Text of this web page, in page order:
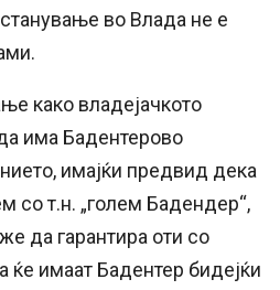
во Влада не е
како владејачкото
има Бадентерово
имајќи предвид дека
со т.н. „голем Бадендер“,
да гарантира оти со
ќе имаат Бадентер бидејќи